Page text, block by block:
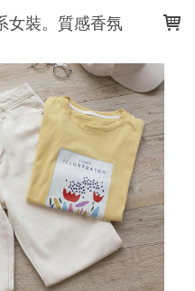
女裝。質感香氛